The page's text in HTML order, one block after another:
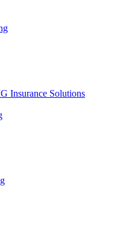
Insurance Solutions